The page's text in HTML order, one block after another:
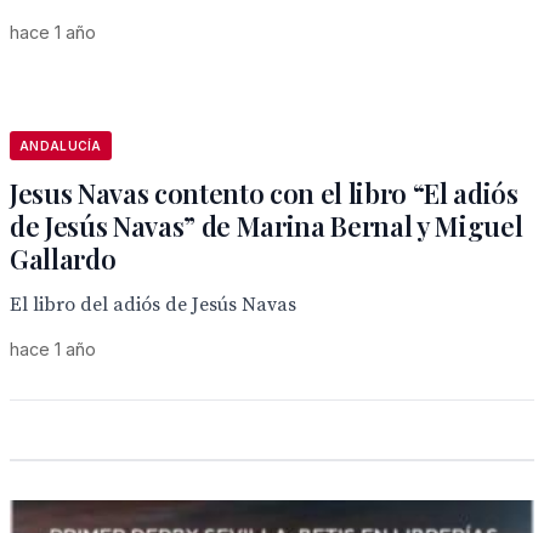
hace 1 año
ANDALUCÍA
Jesus Navas contento con el libro “El adiós
de Jesús Navas” de Marina Bernal y Miguel
Gallardo
El libro del adiós de Jesús Navas
hace 1 año